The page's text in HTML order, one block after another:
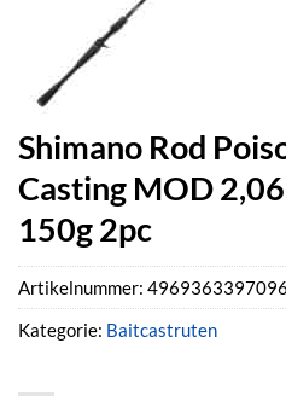
Shimano Rod
Casting MOD
150g 2pc
Artikelnummer: 4969363397096
Kategorie: Baitcastruten